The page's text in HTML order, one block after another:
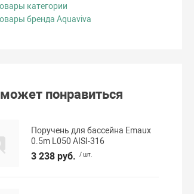
категории
бренда Aquaviva
понравиться
Поручень для бассейна Emaux
0.5m L050 AISI-316
3 238 руб. / шт.